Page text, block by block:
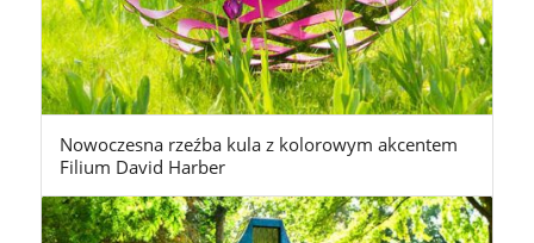
Nowoczesna rzeźba kula z kolorowym akcentem
Filium David Harber